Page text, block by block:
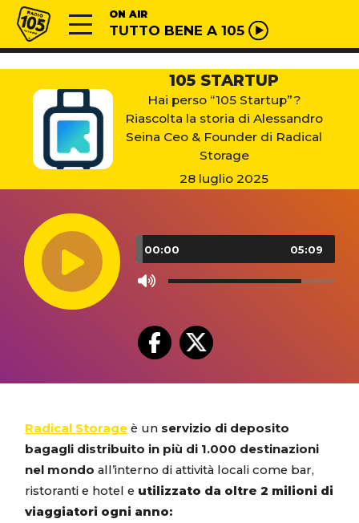
Vai al contenuto
Radio 105 ON AIR
TUTTO BENE A 105
105 STARTUP
Hai perso “105 Startup”?
Riascolta la storia di Alessandro
Seina Ceo & Founder di Radical
Storage
28 luglio 2025
Audio
Player
00:00 05:09
Use
keys
to
volume.
Radical Storageè un servizio di deposito
bagagli distribuito in più di 1.000 destinazioni
nel mondo all’interno di attività locali come bar,
ristoranti e hotel e utilizzato da oltre 2 milioni di
viaggiatori ogni anno: